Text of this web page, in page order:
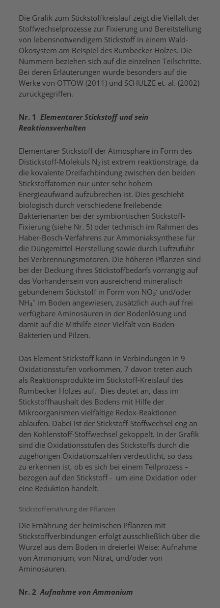
Die Grafik zum Stickstoffkreislauf zeigt die Vielfalt der
Stoffwechselprozesse zur Fixierung und Bereitstellung
von lebensnotwendigem Stickstoff in einem Wald-
Ökosystem am Beispiel des Rumbecker Holzes. Die
Nummern beziehen sich auf die einzelnen Teilschritte.
Bei deren Erläuterungen wurde besonders auf die
Werke von OTTOW (2011) und SCHULZE et. al. (2002)
zurückgegriffen.
Nr. 1 Elementarer Stickstoff und sein
Reaktionsverhalten
Elementarer Stickstoff der Atmosphäre in Form des
Distickstoff-Moleküls N2 ist extrem reaktionsträge, da
die kovalente Dreifachbindung zwischen den beiden
Stickstoffatomen nur unter sehr hohem
Energieaufwand aufzubrechen ist. Dies geschieht
biologisch durch verschiedene freilebende
Bakterienarten bei der symbiontischen Stickstoff-
Fixierung (siehe Nr. 5) oder technisch im Rahmen des
Haber-Bosch-Verfahrens zur Ammoniaksynthese für
die Düngemittel-Herstellung sowie durch Luftzufuhr
bei Verbrennungsmotoren. Die höheren Pflanzen sind
bei der Deckung ihres Stickstoffbedarfs vorrangig auf
das Vorhandensein von ausreichend mineralisch
gebundenem Stickstoff in Form von NO3
- und/oder
NH4
+im Boden angewiesen, zusätzlich auch auf frei
verfügbare Aminosäuren in der Bodenlösung und
damit auf die Mithilfe einer Vielfalt von Boden-
Bakterien und Pilzen.
Das Element Stickstoff kann in Verbindungen in 9
Oxidationsstufen vorkommen, 7 davon treten auch
als Reaktionsprodukte im Stickstoff-Kreislauf des
Rumbecker Holzes auf. Dies deutet an, dass im
Stickstoffhaushalt des Bodens mit Hilfe der
Mikroorganismen vielfältige Redox-Reaktionen
ablaufen. Dabei ist der Stickstoff-Stoffwechsel eng an
den Kohlenstoff-Stoffwechsel gekoppelt. In der Grafik
sind die Oxidationsstufen des Stickstoffs durch die
zugehörigen Oxidationszahlen verdeutlicht, so dass
zu erkennen ist, ob es sich bei einem Teilprozess –
bezogen auf den Stickstoff - um eine Oxidation oder
eine Reduktion handelt.
Stickstoffernährung der Pflanzen
Die Ernährung der heimischen Pflanzen mit
Stickstoffverbindungen erfolgt ausschließlich über die
Wurzel aus dem Boden in dreierlei Weise: Aufnahme
von Ammonium, von Nitrat, und/oder von
Aminosäuren.
Nr. 2 Aufnahme von Ammonium